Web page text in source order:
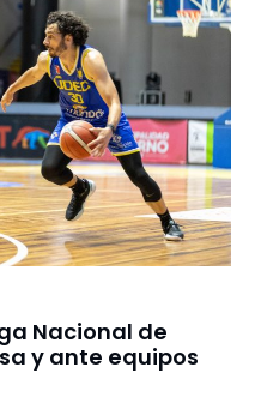
Nacional de
y ante equipos